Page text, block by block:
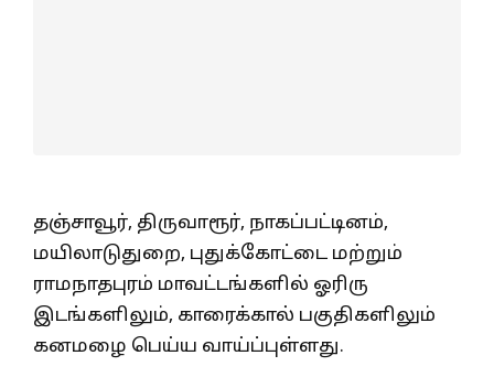
தஞ்சாவூர், திருவாரூர், நாகப்பட்டினம்,
மயிலாடுதுறை, புதுக்கோட்டை மற்றும்
ராமநாதபுரம் மாவட்டங்களில் ஓரிரு
இடங்களிலும், காரைக்கால் பகுதிகளிலும்
கனமழை பெய்ய வாய்ப்புள்ளது.